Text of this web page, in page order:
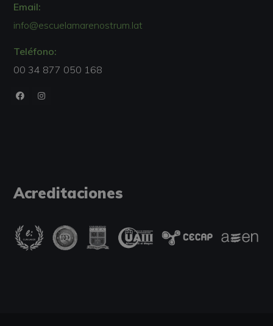
Email:
info@escuelamarenostrum.lat
Teléfono:
00 34 877 050 168
Acreditaciones